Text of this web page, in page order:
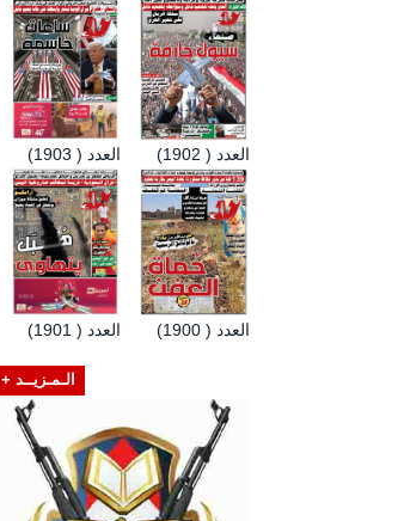
العدد ( 1903) العدد ( 1902)
العدد ( 1901) العدد ( 1900)
الـمـزيــد +